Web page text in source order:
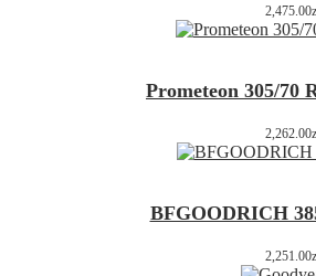
2,475.00
Prometeon 305/70
2,262.00
BFGOODRICH
2,251.00